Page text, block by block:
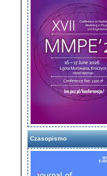
Czasopismo